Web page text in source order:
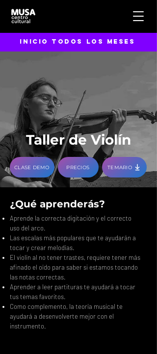
inicio todos los meses
Taller de Violín
CLASE DEMO PRECIOS TEMARIO
¿Qué aprenderás?
Aprende la correcta digitación y el correcto
uso del arco.
Las escalas más populares que te ayudarán a
tocar y crear melodías.
El violín al no tener trastes, requiere tener más
afinado el oído para saber si estamos tocando
las notas correctas.
Aprender a leer partituras te ayudará a tocar
tus temas favoritos.
Como complemento, la teoría musical te
ayudará a desenvolverte mejor con el
instrumento.